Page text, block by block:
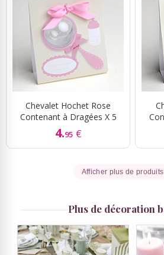
Chevalet Hochet Rose
Contenant à Dragées X 5
4.95 €
Afficher plus de
Plus de décoration